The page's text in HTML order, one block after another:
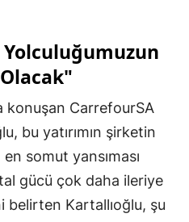
konuşan CarrefourSA
bu yatırımın şirketin
somut yansıması
gücü çok daha ileriye
belirten Kartallıoğlu, şu